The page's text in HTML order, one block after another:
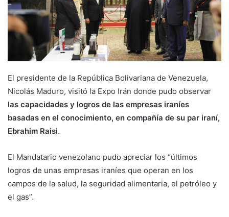
El presidente de la República Bolivariana de Venezuela,
Nicolás Maduro, visitó la Expo Irán donde pudo observar
las capacidades y logros de las empresas iraníes
basadas en el conocimiento, en compañía de su par iraní,
Ebrahim Raisi.
El Mandatario venezolano pudo apreciar los “últimos
logros de unas empresas iraníes que operan en los
campos de la salud, la seguridad alimentaria, el petróleo y
el gas”.